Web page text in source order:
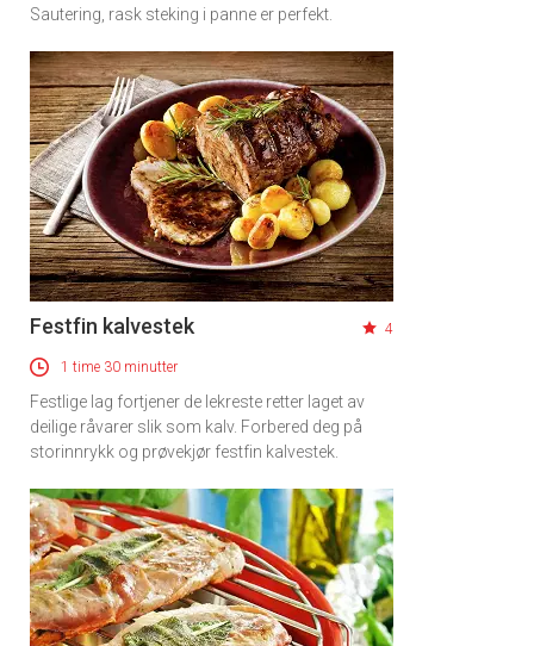
Apéritif
Vi tilbyr flere ukentlige nyhetsbrev. Du
kan fritt velge hvilke du ønsker å få
tilsendt.
Registrer deg
Sautering, rask steking i panne er perfekt.
Festfin kalvestek 4
1 time 30 minutter
Festlige lag fortjener de lekreste retter laget av
deilige råvarer slik som kalv. Forbered deg på
storinnrykk og prøvekjør festfin kalvestek.